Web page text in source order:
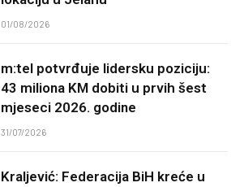
01/08/2026
m:tel potvrđuje lidersku poziciju:
43 miliona KM dobiti u prvih šest
mjeseci 2026. godine
31/07/2026
Kraljević: Federacija BiH kreće u